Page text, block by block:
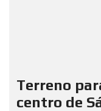
Terreno
centro de